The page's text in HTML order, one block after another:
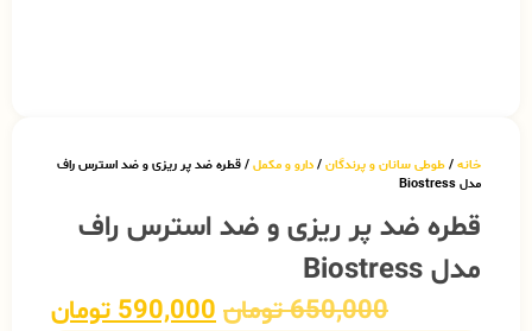
خانه / طوطی سانان و پرندگان / دارو و مکمل / قطره ضد پر ریزی و ضد استرس راف
مدل Biostress
قطره ضد پر ریزی و ضد استرس راف
مدل Biostress
650,000 تومان 590,000 تومان